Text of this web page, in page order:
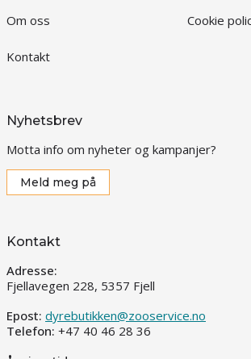
Om oss
Kontakt
Cookie
Nyhetsbrev
Motta info om nyheter og kampanjer?
Meld meg på
Kontakt
Adresse:
Fjellavegen 228, 5357 Fjell
Epost: dyrebutikken@zooservice.no
Telefon: +47 40 46 28 36